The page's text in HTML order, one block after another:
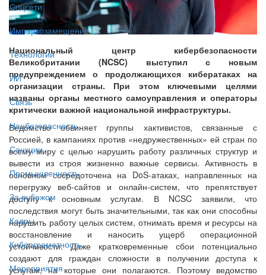
Соцсети
Импортозамещение
Технологии
ИИ
Связь
Нацбезопасность
Санкции
Промышленность
За рубежом
Кадры
Киберграмотность
Мероприятия
Национальный центр кибербезопасности
Великобритании (NCSC) выступил с новым
предупреждением о продолжающихся кибератаках на
организации страны. При этом ключевыми целями
названы органы местного самоуправления и операторы
критически важной национальной инфраструктуры.
Ведомство обвиняет группы хактивистов, связанные с
Россией, в кампаниях против «недружественных» ей стран по
всему миру с целью нарушить работу различных структур и
вывести из строя жизненно важные сервисы. Активность в
основном сосредоточена на DoS-атаках, направленных на
перегрузку веб-сайтов и онлайн-систем, что препятствует
доступу к основным услугам. В NCSC заявили, что
последствия могут быть значительными, так как они способны
нарушить работу целых систем, отнимать время и ресурсы на
восстановление и наносить ущерб операционной
устойчивости. Даже кратковременные сбои потенциально
создают для граждан сложности в получении доступа к
услугам, на которые они полагаются. Поэтому ведомство